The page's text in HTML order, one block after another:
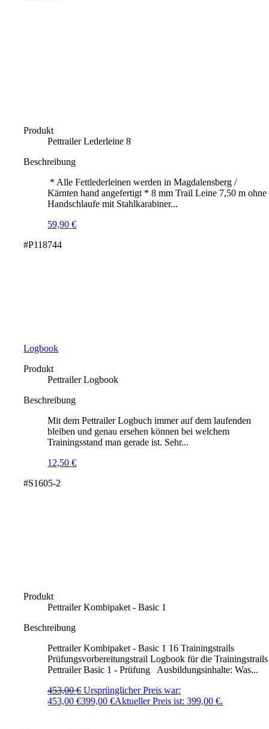
Produkt
Pettrailer Lederleine 8
Beschreibung
* Alle Fettlederleinen werden in Magdalensberg /
Kärnten hand angefertigt * 8 mm Trail Leine 7,50 m ohne
Handschlaufe mit Stahlkarabiner...
59,90€
#P118744
Logbook
Produkt
Pettrailer Logbook
Beschreibung
Mit dem Pettrailer Logbuch immer auf dem laufenden
bleiben und genau ersehen können bei welchem
Trainingsstand man gerade ist. Sehr...
12,50€
#S1605-2
Produkt
Pettrailer Kombipaket - Basic 1
Beschreibung
Pettrailer Kombipaket - Basic 1 16 Trainingstrails
Prüfungsvorbereitungstrail Logbook für die Trainingstrails
Pettrailer Basic 1 - Prüfung Ausbildungsinhalte: Was...
453,00€ Ursprünglicher Preis war:
453,00 €399,00€Aktueller Preis ist: 399,00 €.